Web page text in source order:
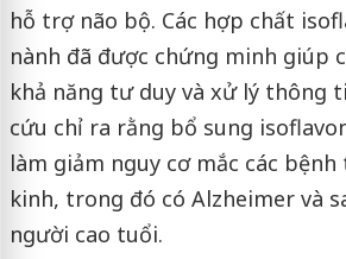
hỗ trợ não bộ. Các hợp chất
nành đã được chứng minh giúp
khả năng tư duy và xử lý thông
cứu chỉ ra rằng bổ sung
làm giảm nguy cơ mắc các
kinh, trong đó có Alzheimer và
người cao tuổi.